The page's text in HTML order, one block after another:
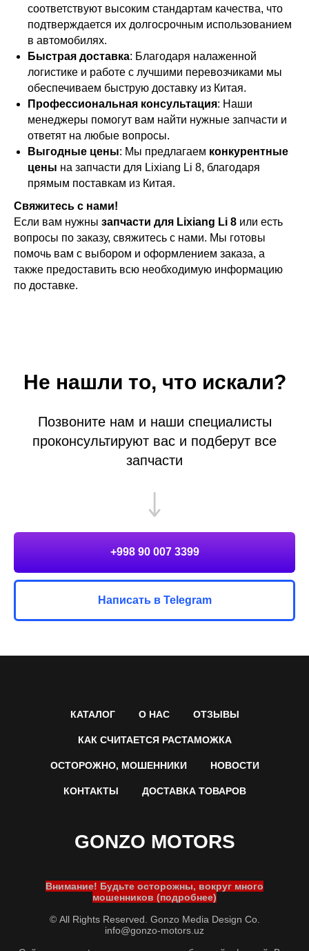
соответствуют высоким стандартам качества, что
подтверждается их долгосрочным использованием
в автомобилях.
Быстрая доставка: Благодаря налаженной
логистике и работе с лучшими перевозчиками мы
обеспечиваем быструю доставку из Китая.
Профессиональная консультация: Наши
менеджеры помогут вам найти нужные запчасти и
ответят на любые вопросы.
Выгодные цены: Мы предлагаем конкурентные
цены на запчасти для Lixiang Li 8, благодаря
прямым поставкам из Китая.
Свяжитесь с нами!
Если вам нужны запчасти для Lixiang Li 8 или есть
вопросы по заказу, свяжитесь с нами. Мы готовы
помочь вам с выбором и оформлением заказа, а
также предоставить всю необходимую информацию
по доставке.
Не нашли то, что искали?
Позвоните нам и наши специалисты
проконсультируют вас и подберут все
запчасти
+998 90 007 3399
Написать в Telegram
КАТАЛОГ О НАС ОТЗЫВЫ
КАК СЧИТАЕТСЯ РАСТАМОЖКА
ОСТОРОЖНО, МОШЕННИКИ НОВОСТИ
КОНТАКТЫ ДОСТАВКА ТОВАРОВ
GONZO MOTORS
Внимание! Будьте осторожны, вокруг много
мошенников (подробнее)
© All Rights Reserved. Gonzo Media Design Co.
info@gonzo-motors.uz